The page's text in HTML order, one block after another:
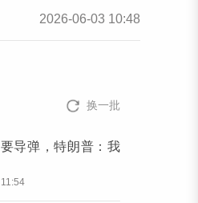
2026-06-03 10:48
换一批
导弹，特朗普：我